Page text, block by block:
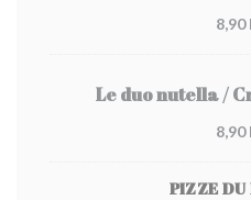
8,90
Le duo nutella /
8,90
PIZZE DU